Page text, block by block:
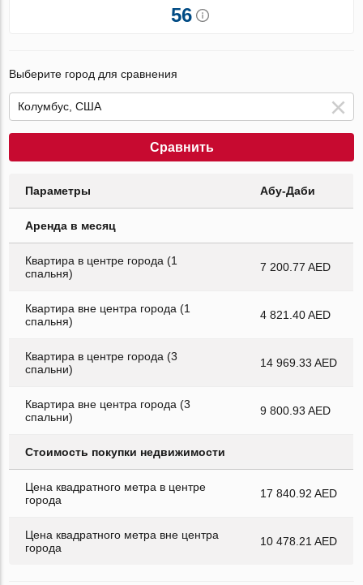
56
Выберите город для сравнения
Сравнить
Параметры Абу-Даби
Аренда в месяц
Квартира в центре города (1
спальня)
7 200.77 AED
Квартира вне центра города (1
спальня)
4 821.40 AED
Квартира в центре города (3
спальни)
14 969.33 AED
Квартира вне центра города (3
спальни)
9 800.93 AED
Стоимость покупки недвижимости
Цена квадратного метра в центре
города
17 840.92 AED
Цена квадратного метра вне центра
города
10 478.21 AED